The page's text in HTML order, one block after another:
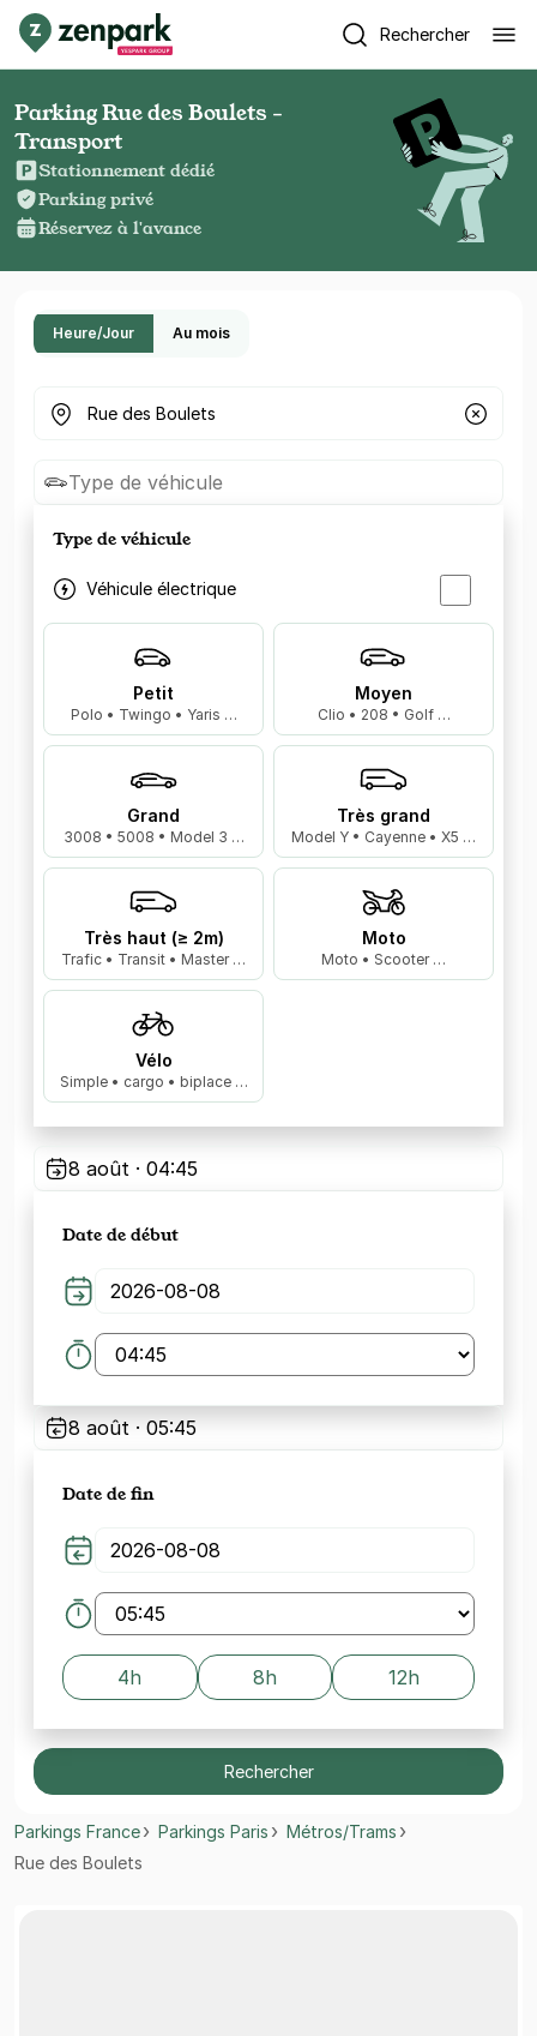
Rechercher
Parking Rue des Boulets -
Transport
Stationnement dédié
Parking privé
Réservez à l'avance
Heure/Jour Au mois
Où cherchez-vous un parking ?
Type de véhicule
Type de véhicule
Véhicule électrique
Petit
Polo • Twingo • Yaris …
Moyen
Clio • 208 • Golf …
Grand
3008 • 5008 • Model 3 …
Très grand
Model Y • Cayenne • X5 …
Très haut (≥ 2m)
Trafic • Transit • Master …
Moto
Moto • Scooter …
Vélo
Simple • cargo • biplace …
8 août · 04:45
Date de début
8 août · 05:45
Date de fin
4h 8h 12h
Rechercher
Parkings France Parkings Paris
Métros/Trams
Rue des Boulets